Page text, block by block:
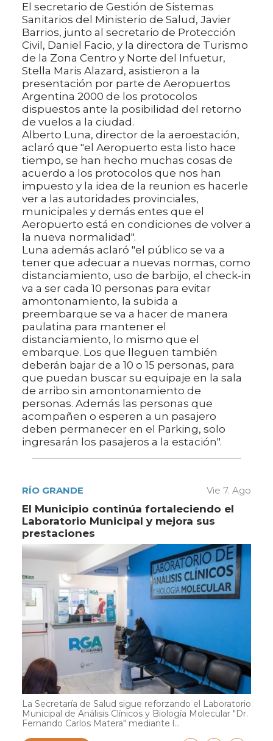
El secretario de Gestión de Sistemas
Sanitarios del Ministerio de Salud, Javier
Barrios, junto al secretario de Protección
Civil, Daniel Facio, y la directora de Turismo
de la Zona Centro y Norte del Infuetur,
Stella Maris Alazard, asistieron a la
presentación por parte de Aeropuertos
Argentina 2000 de los protocolos
dispuestos ante la posibilidad del retorno
de vuelos a la ciudad.
Alberto Luna, director de la aeroestación,
aclaró que "el Aeropuerto esta listo hace
tiempo, se han hecho muchas cosas de
acuerdo a los protocolos que nos han
impuesto y la idea de la reunion es hacerle
ver a las autoridades provinciales,
municipales y demás entes que el
Aeropuerto está en condiciones de volver a
la nueva normalidad".
Luna además aclaró "el público se va a
tener que adecuar a nuevas normas, como
distanciamiento, uso de barbijo, el check-in
va a ser cada 10 personas para evitar
amontonamiento, la subida a
preembarque se va a hacer de manera
paulatina para mantener el
distanciamiento, lo mismo que el
embarque. Los que lleguen también
deberán bajar de a 10 o 15 personas, para
que puedan buscar su equipaje en la sala
de arribo sin amontonamiento de
personas. Además las personas que
acompañen o esperen a un pasajero
deben permanecer en el Parking, solo
ingresarán los pasajeros a la estación".
RÍO GRANDE Vie 7. Ago
El Municipio continúa fortaleciendo el
Laboratorio Municipal y mejora sus
prestaciones
La Secretaría de Salud sigue reforzando el Laboratorio
Municipal de Análisis Clínicos y Biología Molecular "Dr.
Fernando Carlos Matera" mediante l...